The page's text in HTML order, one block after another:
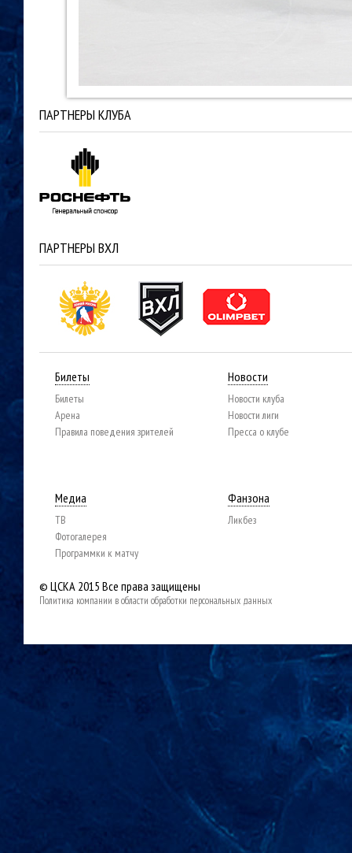
ПАРТНЕРЫ КЛУБА
ПАРТНЕРЫ ВХЛ
Билеты
Билеты
Арена
Правила поведения зрителей
Новости
Новости клуба
Новости лиги
Пресса о клубе
Медиа
ТВ
Фотогалерея
Программки к матчу
Фанзона
Ликбез
© ЦСКА 2015 Все права защищены
Политика компании в области обработки персональных данных